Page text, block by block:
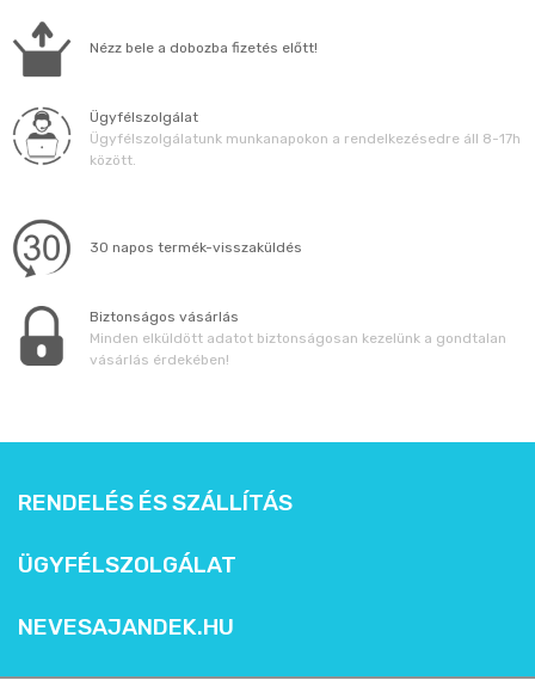
Nézz bele a dobozba fizetés előtt!
Ügyfélszolgálat
Ügyfélszolgálatunk munkanapokon a rendelkezésedre áll 8-17h
között.
30 napos termék-visszaküldés
Biztonságos vásárlás
Minden elküldött adatot biztonságosan kezelünk a gondtalan
vásárlás érdekében!
RENDELÉS ÉS SZÁLLÍTÁS
ÜGYFÉLSZOLGÁLAT
NEVESAJANDEK.HU